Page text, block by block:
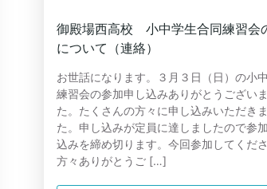
御殿場西高校 小中学生合同練習会
について（連絡）
お世話になります。３月３日（日）の小
練習会の参加申し込みありがとうござい
た。たくさんの方々に申し込みいただき
た。申し込みが定員に達しましたので参
込みを締め切ります。今回参加してくだ
方々ありがとうご […]